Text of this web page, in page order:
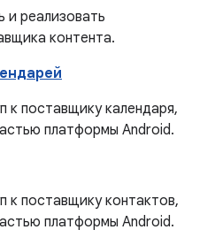
и реализовать
контента.
к поставщику календаря,
платформы Android.
к поставщику контактов,
платформы Android.